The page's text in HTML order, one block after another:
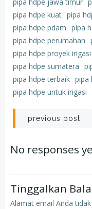
pipa hdpe kuat pipa
pipa hdpe pdam pipa
pipa hdpe perumahan
pipa hdpe proyek irigasi
pipa hdpe sumatera
pipa hdpe terbaik pipa
pipa hdpe untuk irigasi
Post
previous post
No responses
Tinggalkan
Alamat email Anda